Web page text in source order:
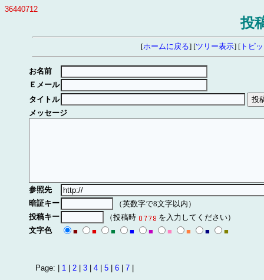
36440712
投
[ホームに戻る] [ツリー表示] [トピ
お名前
Ｅメール
タイトル
メッセージ
参照先
暗証キー
（英数字で8文字以内）
投稿キー
（投稿時
を入力してください）
文字色
■ ■ ■ ■ ■ ■ ■ ■ ■
Page: | 1 | 2| 3| 4| 5| 6| 7|